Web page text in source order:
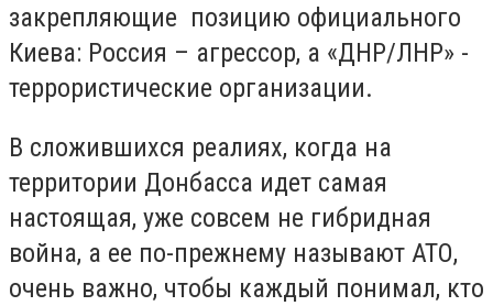
закрепляющие позицию официального
Киева: Россия – агрессор, а «ДНР/ЛНР» -
террористические организации.
В сложившихся реалиях, когда на
территории Донбасса идет самая
настоящая, уже совсем не гибридная
война, а ее по-прежнему называют АТО,
очень важно, чтобы каждый понимал, кто